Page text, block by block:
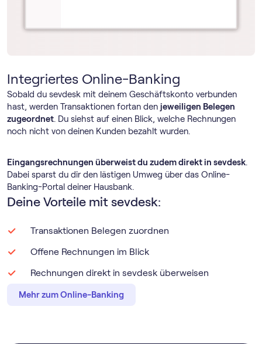
Integriertes Online-Banking
Sobald du sevdesk mit deinem Geschäftskonto verbunden
hast, werden Transaktionen fortan den jeweiligen Belegen
zugeordnet. Du siehst auf einen Blick, welche Rechnungen
noch nicht von deinen Kunden bezahlt wurden.
Eingangsrechnungen überweist du zudem direkt in sevdesk.
Dabei sparst du dir den lästigen Umweg über das Online-
Banking-Portal deiner Hausbank.
Deine Vorteile mit sevdesk:
Transaktionen Belegen zuordnen
Offene Rechnungen im Blick
Rechnungen direkt in sevdesk überweisen
Mehr zum Online-Banking